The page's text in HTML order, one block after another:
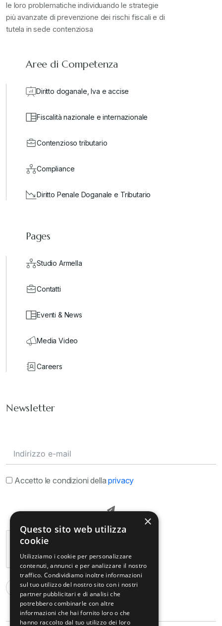
le loro problematiche individuando le strategie
più avanzate di prevenzione dei rischi fiscali e di
tutela in sede contenziosa
Aree di Competenza
Diritto doganale, Iva e accise
Fiscalità nazionale e internazionale
Contenzioso tributario
Compliance
Diritto Penale Doganale e Tributario
Pages
Studio Armella
Contatti
Eventi & News
Media Video
Careers
Newsletter
Accetto le condizioni dellaprivacy
×
Questo sito web utilizza
cookie
Utilizziamo i cookie per personalizzare
contenuti, annunci e per analizzare il nostro
traffico. Condividiamo inoltre informazioni
sul tuo utilizzo del nostro sito con i nostri
partner pubblicitari e di analisi che
potrebbero combinarle con altre
informazioni che hai fornito loro o che
hanno raccolto dal tuo utilizzo dei loro